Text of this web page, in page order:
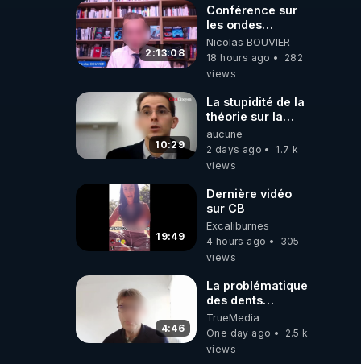
2:13:08
Conférence sur
les ondes
électromagnétiques
par Grégoire
Caustru et Bart de
Nicolas BOUVIER
18 hours ago
282
views
10:29
La stupidité de la
théorie sur la
responsabilité de
l’homme
concernant le
carbone.
aucune
2 days ago
1.7 k
views
19:49
Dernière vidéo
sur CB
Excaliburnes
4 hours ago
305
views
4:46
La problématique
des dents
dévitalisées et
des implants
TrueMedia
One day ago
2.5 k
views